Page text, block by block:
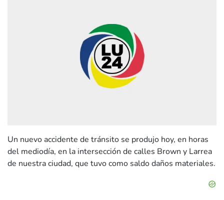
Un nuevo accidente de tránsito se produjo hoy, en horas
del mediodía, en la intersección de calles Brown y Larrea
de nuestra ciudad, que tuvo como saldo daños materiales.